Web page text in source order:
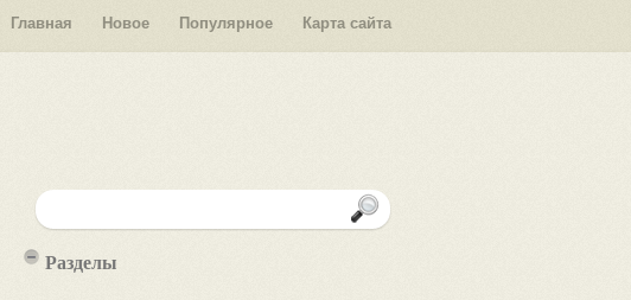
Главная Новое Популярное Карта сайта
Разделы